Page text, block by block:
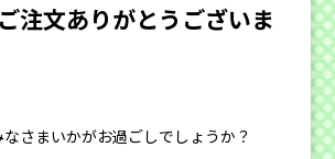
注文ありがとうございま
さまいかがお過ごしでしょうか？